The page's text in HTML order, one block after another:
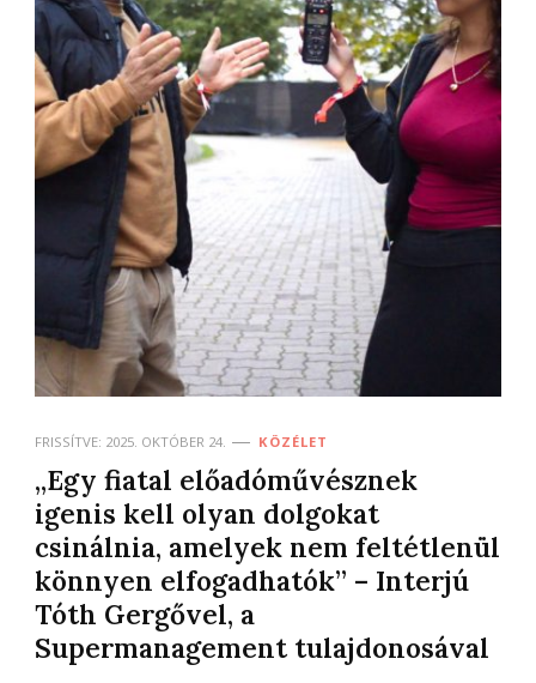
FRISSÍTVE: 2025. OKTÓBER 24. KÖZÉLET
„Egy fiatal előadóművésznek
igenis kell olyan dolgokat
csinálnia, amelyek nem feltétlenül
könnyen elfogadhatók” – Interjú
Tóth Gergővel, a
Supermanagement tulajdonosával